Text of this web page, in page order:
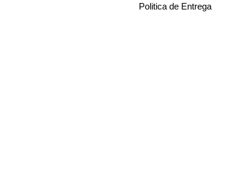
Politica de Entrega